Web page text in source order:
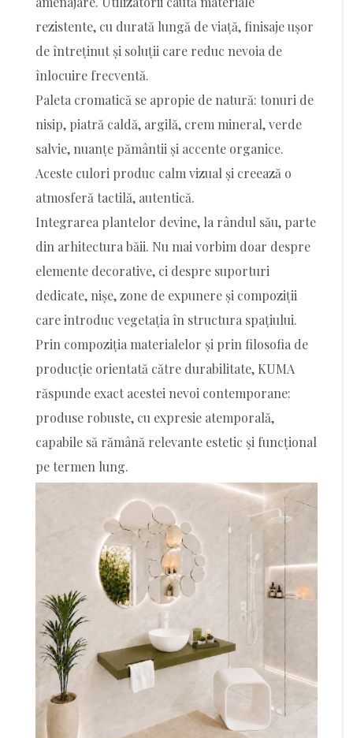
rezistente, cu durată lungă de viață, finisaje ușor
de întreținut și soluții care reduc nevoia de
înlocuire frecventă.
Paleta cromatică se apropie de natură: tonuri de
nisip, piatră caldă, argilă, crem mineral, verde
salvie, nuanțe pământii și accente organice.
Aceste culori produc calm vizual și creează o
atmosferă tactilă, autentică.
Integrarea plantelor devine, la rândul său, parte
din arhitectura băii. Nu mai vorbim doar despre
elemente decorative, ci despre suporturi
dedicate, nișe, zone de expunere și compoziții
care introduc vegetația în structura spațiului.
Prin compoziția materialelor și prin filosofia de
producție orientată către durabilitate, KUMA
răspunde exact acestei nevoi contemporane:
produse robuste, cu expresie atemporală,
capabile să rămână relevante estetic și funcțional
pe termen lung.